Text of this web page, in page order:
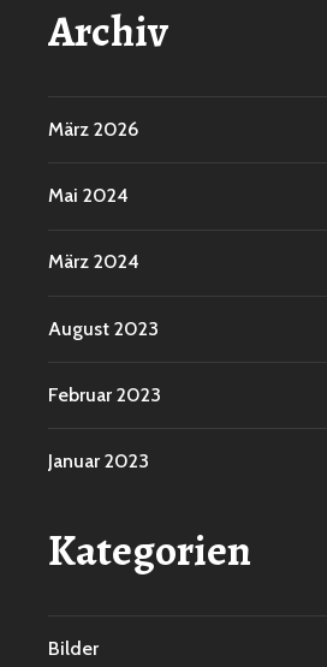
Archiv
März 2026
Mai 2024
März 2024
August 2023
Februar 2023
Januar 2023
Kategorien
Bilder